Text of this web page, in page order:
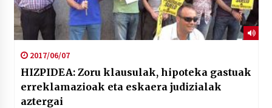
2017/06/07
HIZPIDEA: Zoru klausulak, hipoteka gastuak
erreklamazioak eta eskaera judizialak
aztergai